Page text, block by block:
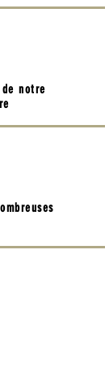
de notre